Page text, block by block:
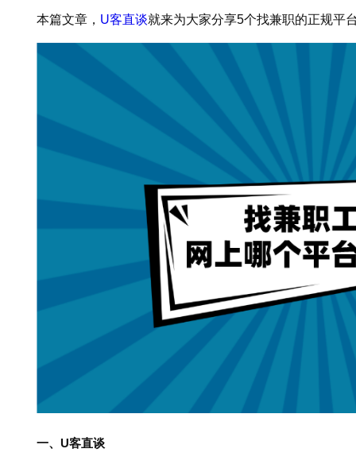
本篇文章， U客直谈就来为大家分享5个找兼职的正规平
一、U客直谈